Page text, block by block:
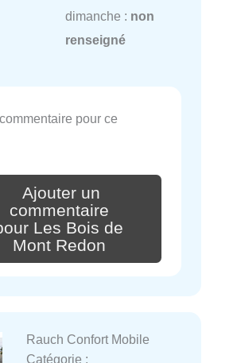
dimanche : non
renseigné
pour ce
Ajouter un
commentaire
Les Bois de
Mont Redon
Rauch Confort Mobile
Catégorie :